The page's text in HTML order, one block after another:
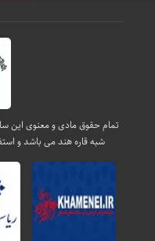
تمام حقوق مادی و معنوی این
شبه قاره هند می باشد و